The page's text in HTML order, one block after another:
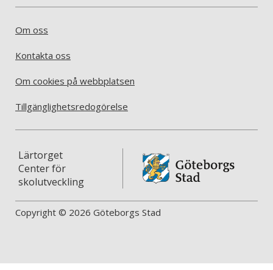
Om oss
Kontakta oss
Om cookies på webbplatsen
Tillgänglighetsredogörelse
Lärtorget
Center för
skolutveckling
Copyright © 2026 Göteborgs Stad